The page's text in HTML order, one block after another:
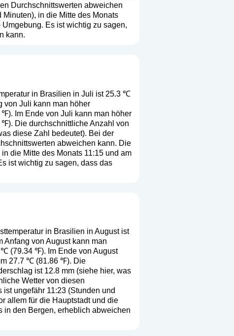
Durchschnittswerten abweichen
in die Mitte des Monats
Es ist wichtig zu sagen,
kann.
in Brasilien in Juli ist 25.3 ℃
von Juli kann man höher
Im Ende von Juli kann man höher
Die durchschnittliche Anzahl von
diese Zahl bedeutet). Bei der
abweichen kann. Die
die Mitte des Monats 11:15 und am
ist wichtig zu sagen, dass das
in Brasilien in August ist
von August kann man
℃ (79.34 ℉). Im Ende von August
27.7 ℃ (81.86 ℉). Die
ist 12.8 mm (siehe hier, was
Wetter von diesen
ungefähr 11:23 (Stunden und
allem für die Hauptstadt und die
in den Bergen, erheblich abweichen